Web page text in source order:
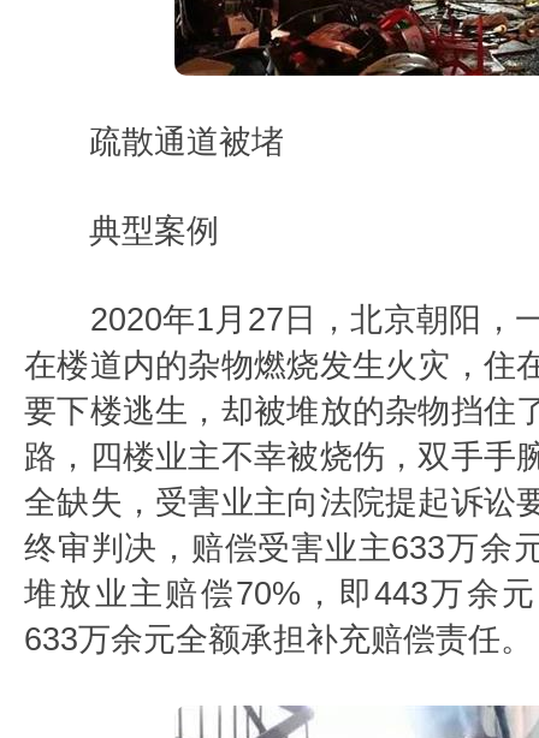
疏散通道被堵
典型案例
2020年1月27日，北京朝阳，
在楼道内的杂物燃烧发生火灾，住
要下楼逃生，却被堆放的杂物挡住
路，四楼业主不幸被烧伤，双手手
全缺失，受害业主向法院提起诉讼
终审判决，赔偿受害业主633万余
堆放业主赔偿70%，即443万余
633万余元全额承担补充赔偿责任。